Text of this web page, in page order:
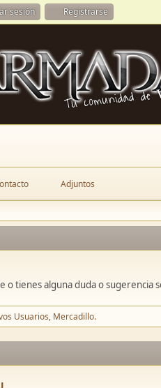
sesión Registrarse
Adjuntos
o tienes alguna duda o sugerencia
Usuarios Mercadillo.